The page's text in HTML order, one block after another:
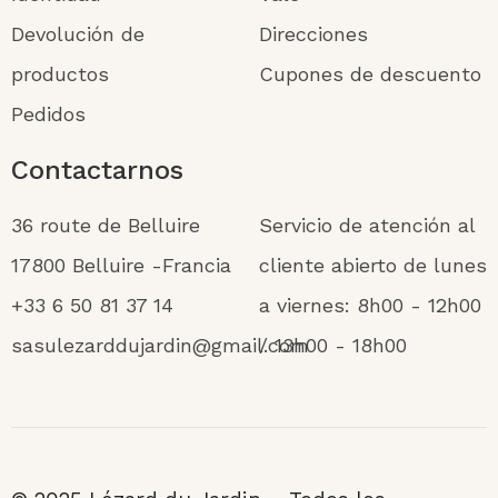
Devolución de
productos
Pedidos
Direcciones
Cupones de descuento
Contactarnos
36 route de Belluire
17800 Belluire -Francia
+33 6 50 81 37 14
sasulezarddujardin@gmail.com
Servicio de atención al
cliente abierto de lunes
a viernes: 8h00 - 12h00
/ 13h00 - 18h00